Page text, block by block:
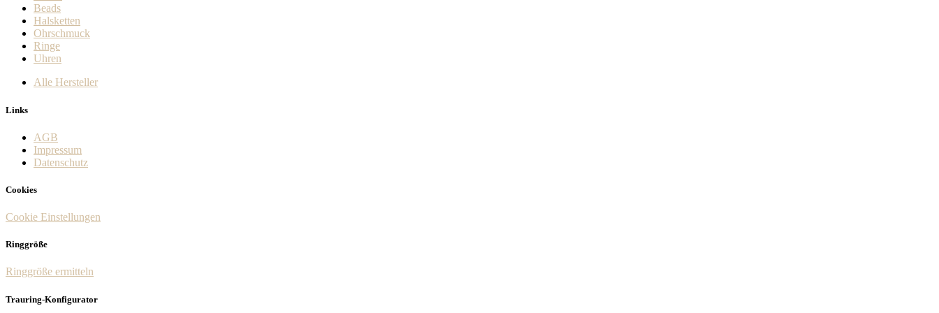
Beads
Halsketten
Ohrschmuck
Ringe
Uhren
Alle Hersteller
Links
AGB
Impressum
Datenschutz
Cookies
Cookie Einstellungen
Ringgröße
Ringgröße ermitteln
Trauring-Konfigurator